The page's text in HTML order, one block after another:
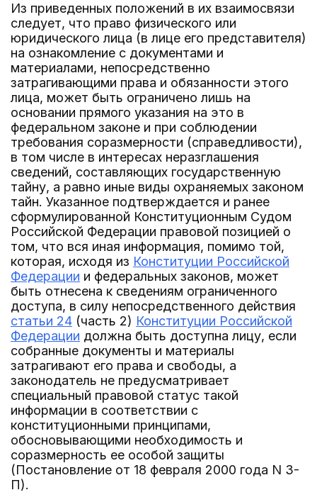
Из приведенных положений в их взаимосвязи
следует, что право физического или
юридического лица (в лице его представителя)
на ознакомление с документами и
материалами, непосредственно
затрагивающими права и обязанности этого
лица, может быть ограничено лишь на
основании прямого указания на это в
федеральном законе и при соблюдении
требования соразмерности (справедливости),
в том числе в интересах неразглашения
сведений, составляющих государственную
тайну, а равно иные виды охраняемых законом
тайн. Указанное подтверждается и ранее
сформулированной Конституционным Судом
Российской Федерации правовой позицией о
том, что вся иная информация, помимо той,
которая, исходя из Конституции Российской
Федерации и федеральных законов, может
быть отнесена к сведениям ограниченного
доступа, в силу непосредственного действия
статьи 24 (часть 2) Конституции Российской
Федерации должна быть доступна лицу, если
собранные документы и материалы
затрагивают его права и свободы, а
законодатель не предусматривает
специальный правовой статус такой
информации в соответствии с
конституционными принципами,
обосновывающими необходимость и
соразмерность ее особой защиты
(Постановление от 18 февраля 2000 года N 3-
П).